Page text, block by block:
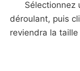
Sélectionnez
déroulant, puis
reviendra la